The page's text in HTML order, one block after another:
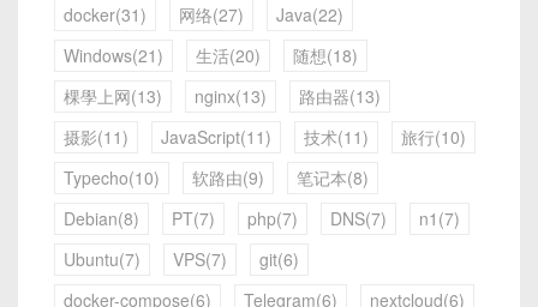
docker(31)
网络(27)
Java(22)
Windows(21)
生活(20)
随想(18)
棵學上网(13)
nginx(13)
路由器(13)
摄影(11)
JavaScript(11) 技术(11)
旅行(10)
Typecho(10)
软路由(9)
笔记本(8)
Debian(8)
PT(7) php(7) DNS(7)
n1(7)
Ubuntu(7)
VPS(7)
git(6)
docker-compose(6)
Telegram(6)
nextcloud(6)